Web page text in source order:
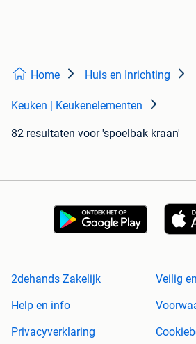
Home Huis en Inrichting
Keuken | Keukenelementen
82 resultaten voor 'spoelbak kraan'
2dehands Zakelijk
Veilig
Help en info
Privacyverklaring